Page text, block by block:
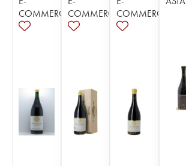
COMMERCECOMMERCECOMMERCE